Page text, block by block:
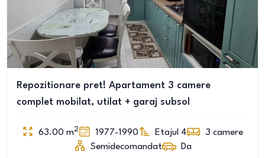
Repozitionare pret! Apartament 3 camere
complet mobilat, utilat + garaj subsol
63.00 m2 1977-1990 Etajul 4 3 camere
Semidecomandat
Da